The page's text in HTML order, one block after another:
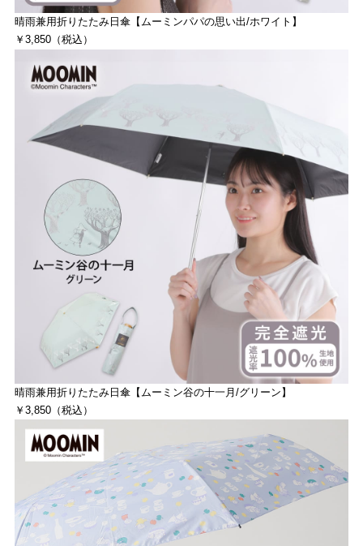
晴雨兼用折りたたみ日傘【ムーミンパパの思い出/ホワイト】
￥3,850（税込）
晴雨兼用折りたたみ日傘【ムーミン谷の十一月/グリーン】
￥3,850（税込）